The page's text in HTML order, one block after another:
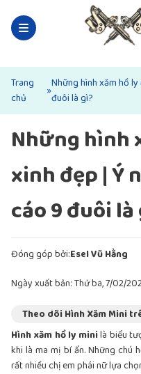
Trang
chủ
»Những hình xăm hồ
đuôi là gì?
Những hình
xinh đẹp | Ý
cáo 9 đuôi là
Đóng góp bởi:Esel Vũ Hằng
Ngày xuất bản: Thứ ba, 7/02/
Theo dõi Hình Xăm Mini
Hình xăm hồ ly minilà biểu
khi là ma mị bí ẩn. Những
rất nhiều chị em phái nữ lựa